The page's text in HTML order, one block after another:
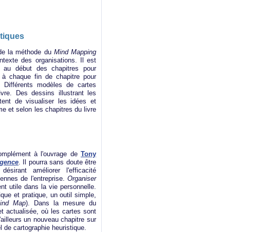
la méthode du Mind Mapping
des organisations. Il est
début des chapitres pour
chaque fin de chapitre pour
modèles de cartes
Des dessins illustrant les
de visualiser les idées et
et selon les chapitres du livre
à l'ouvrage de Tony
. Il pourra sans doute être
améliorer l'efficacité
de l'entreprise. Organiser
utile dans la vie personnelle.
et pratique, un outil simple,
Map). Dans la mesure du
actualisée, où les cartes sont
un nouveau chapitre sur
cartographie heuristique.